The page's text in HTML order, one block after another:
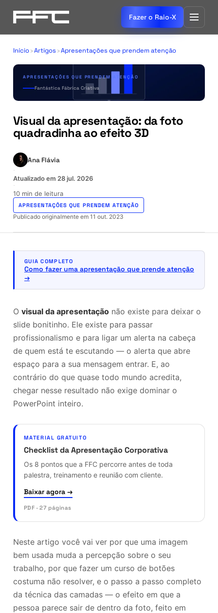
Fazer o Raio-X
Início›Artigos›Apresentações que prendem atenção
APRESENTAÇÕES QUE PRENDEM ATENÇÃO
Fantástica Fábrica Criativa
Visual da apresentação: da foto
quadradinha ao efeito 3D
Ana Flávia
·
Atualizado em 28 jul. 2026
·
10 min de leitura
APRESENTAÇÕES QUE PRENDEM ATENÇÃO
Publicado originalmente em 11 out. 2023
GUIA COMPLETO
Como fazer uma apresentação que prende atenção
O visual da apresentaçãonão existe para deixar o
slide bonitinho. Ele existe para passar
profissionalismo e para ligar um alerta na cabeça
de quem está te escutando — o alerta que abre
espaço para a sua mensagem entrar. E, ao
contrário do que quase todo mundo acredita,
chegar nesse resultado não exige dominar o
PowerPoint inteiro.
MATERIAL GRATUITO
Checklist da Apresentação Corporativa
Os 8 pontos que a FFC percorre antes de toda
palestra, treinamento e reunião com cliente.
Baixar agora →
PDF · 27 páginas
Neste artigo você vai ver por que uma imagem
bem usada muda a percepção sobre o seu
trabalho, por que fazer um curso de botões
costuma não resolver, e o passo a passo completo
da técnica das camadas — o efeito em que a
pessoa parece sair de dentro da foto, feito em